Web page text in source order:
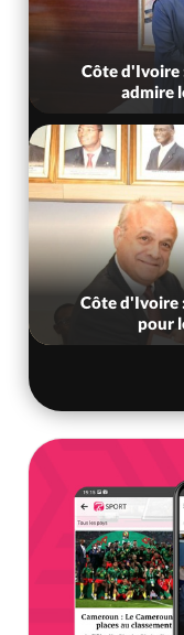
Côte d'Ivoire
admire
Côte d'Ivoire
pour